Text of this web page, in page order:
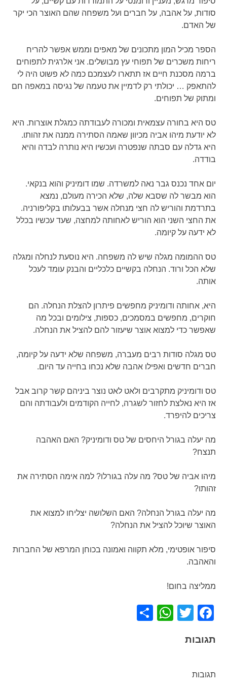
סודות, על אהבה, על חברים ועל משפחה שהם האוצר הכי יקר
של האדם.
הספר מכיל המון מתכונים של מאפים וממש אפשר להריח
ריחות משכרים של תפוחי עץ מבושלים. אני אלרגית לתפוחים
ברמה מסכנת חיים אז תתארו לעצמכם כמה לא פשוט היה לי
להתאפק … יכולתי רק לדמיין את טעמה של נגיסה במאפה חם
ומתוק של תפוחים.
טס היא בחורה עצמאית ומכורה לעבודתה כמגלת אוצרות. היא
לא יודעת מיהו אביה מכיוון שאמה הסתירה ממנה את זהותו.
היא גדלה עם סבתה שנפטרה ועכשיו היא נותרה לבדה והיא
בודדה.
יום אחד נכנס גבר נאה למשרדה. שמו דומיניק והוא בנקאי.
הוא מבשר לה שסבא שלה, שלא הכירה מעולם, נמצא
בתרדמת והוריש לה חצי מנחלה אשר בבעלותו בקליפורניה.
את החצי השני הוא הוריש לאחותה למחצה, שעד עכשיו בכלל
לא ידעה על קיומה.
טס ההמומה מגלה שיש לה משפחה. היא נוסעת לנחלה ומגלה
שלא הכל ורוד. הנחלה בקשיים כלכליים והבנק עומד לעכל
אותה.
היא, אחותה ודומיניק מחפשים פיתרון להצלת הנחלה. הם
חוקרים, מחפשים במסמכים, כספות, צילומים ובכל מה
שאפשר כדי למצוא אוצר שיעזור להם להציל את הנחלה.
טס מגלה סודות רבים מעברה, משפחה שלא ידעה על קיומה,
חברים חדשים ואפילו אהבה שלא נכחו בחייה עד היום.
טס ודומיניק מתקרבים ולאט לאט נוצר ביניהם קשר קרוב אבל
אז היא נאלצת לחזור לשגרה, לחייה הקודמים ולעבודתה והם
צריכים להיפרד.
מה יעלה בגורל היחסים של טס ודומיניק? האם האהבה
תנצח?
מיהו אביה של טס? מה עלה בגורלו? למה אימה הסתירה את
זהותו?
מה יעלה בגורל הנחלה? האם השלושה יצליחו למצוא את
האוצר שיוכל להציל את הנחלה?
סיפור אופטימי, מלא תקווה ואמונה בכוחן המרפא של החברות
והאהבה.
ממליצה בחום!
Facebook
Twitter
WhatsApp
תגובות
תגובות